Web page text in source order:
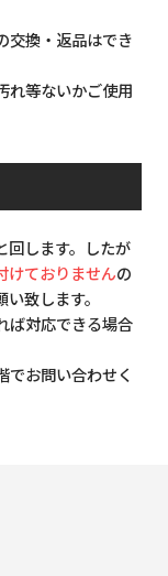
交換・返品はでき
れ等ないかご使用
回します。したが
けておりませんの
致します。
ば対応できる場合
でお問い合わせく